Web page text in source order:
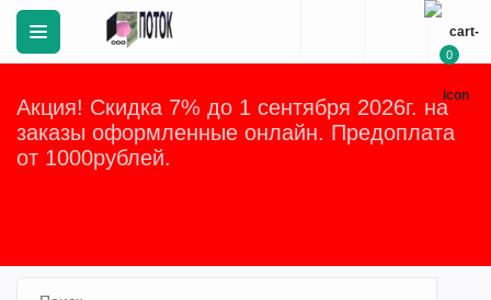
Акция! Скидка 7% до 1 сентября 2026г. на
заказы оформленные онлайн. Предоплата
от 1000рублей.
0